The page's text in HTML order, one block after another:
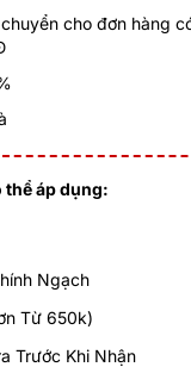
cho đơn hàng
thể áp dụng:
Ngạch
Từ 650k)
Trước Khi Nhận